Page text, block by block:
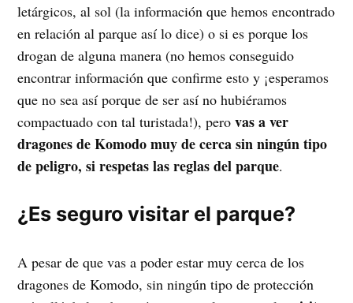
letárgicos, al sol (la información que hemos encontrado
en relación al parque así lo dice) o si es porque los
drogan de alguna manera (no hemos conseguido
encontrar información que confirme esto y ¡esperamos
que no sea así porque de ser así no hubiéramos
compactuado con tal turistada!), perovas a ver
dragones de Komodo muy de cerca sin ningún tipo
de peligro, si respetas las reglas del parque.
¿Es seguro visitar el parque?
A pesar de que vas a poder estar muy cerca de los
dragones de Komodo, sin ningún tipo de protección